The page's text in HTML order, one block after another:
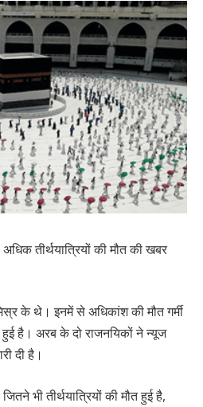
तीर्थयात्रियों की मौत की खबर
के थे। इनमें से अधिकांश की मौत गर्मी
हुई है। अरब के दो राजनयिकों ने न्यूज
दी है।
भी तीर्थयात्रियों की मौत हुई है,